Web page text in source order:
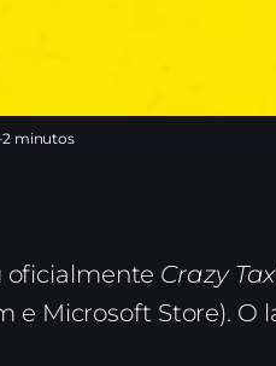
minutos
oficialmente Crazy
e Microsoft Store). O